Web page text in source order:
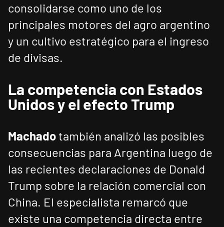
consolidarse como uno de los
principales motores del agro argentino
y un cultivo estratégico para el ingreso
de divisas.
La competencia con Estados
Unidos y el efecto Trump
Machadotambién analizó las posibles
consecuencias para Argentina luego de
las recientes declaraciones de Donald
Trump sobre la relación comercial con
China. El especialista remarcó que
existe una competencia directa entre